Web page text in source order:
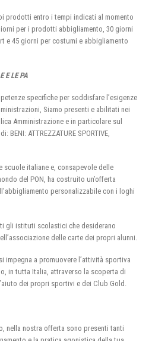
prodotti entro i tempi indicati al momento
per i prodotti abbigliamento, 30 giorni
e 45 giorni per costumi e abbigliamento
E LE PA
specifiche per soddisfare l’esigenze
Siamo presenti e abilitati nei
Amministrazione e in particolare sul
ATTREZZATURE SPORTIVE,
scuole italiane e, consapevole delle
del PON, ha costruito un’offerta
personalizzabile con i loghi
gli istituti scolastici che desiderano
delle carte dei propri alunni.
impegna a promuovere l’attività sportiva
in tutta Italia, attraverso la scoperta di
dei propri sportivi e dei Club Gold.
nella nostra offerta sono presenti tanti